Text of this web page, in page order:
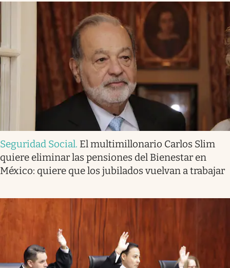
Seguridad Social. El multimillonario Carlos Slim
quiere eliminar las pensiones del Bienestar en
México: quiere que los jubilados vuelvan a trabajar